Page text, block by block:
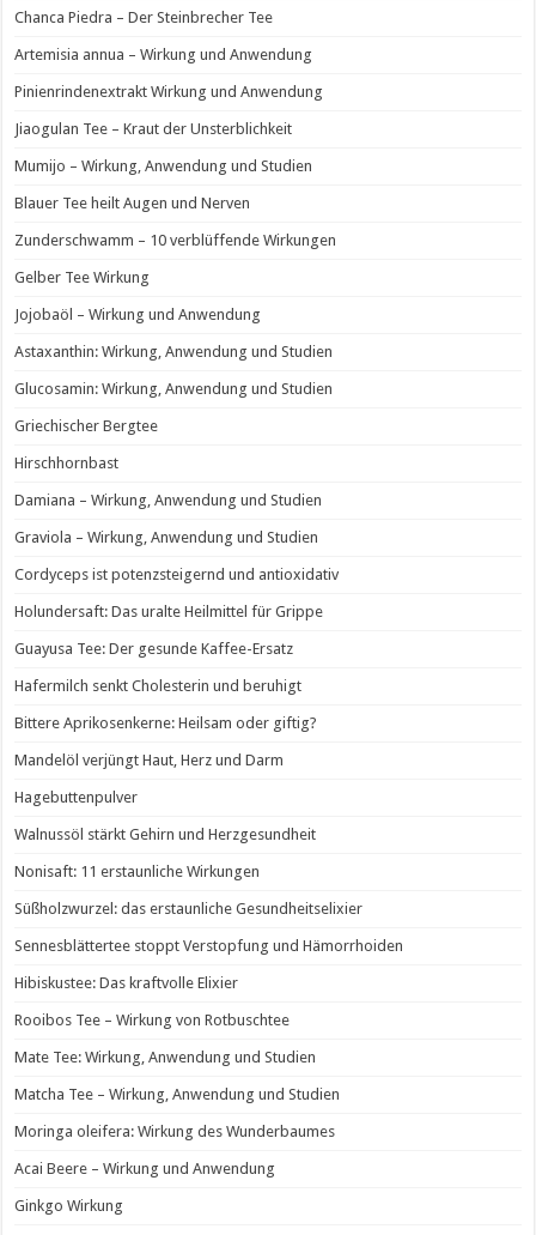
Chanca Piedra – Der Steinbrecher Tee
Artemisia annua – Wirkung und Anwendung
Pinienrindenextrakt Wirkung und Anwendung
Jiaogulan Tee – Kraut der Unsterblichkeit
Mumijo – Wirkung, Anwendung und Studien
Blauer Tee heilt Augen und Nerven
Zunderschwamm – 10 verblüffende Wirkungen
Gelber Tee Wirkung
Jojobaöl – Wirkung und Anwendung
Astaxanthin: Wirkung, Anwendung und Studien
Glucosamin: Wirkung, Anwendung und Studien
Griechischer Bergtee
Hirschhornbast
Damiana – Wirkung, Anwendung und Studien
Graviola – Wirkung, Anwendung und Studien
Cordyceps ist potenzsteigernd und antioxidativ
Holundersaft: Das uralte Heilmittel für Grippe
Guayusa Tee: Der gesunde Kaffee-Ersatz
Hafermilch senkt Cholesterin und beruhigt
Bittere Aprikosenkerne: Heilsam oder giftig?
Mandelöl verjüngt Haut, Herz und Darm
Hagebuttenpulver
Walnussöl stärkt Gehirn und Herzgesundheit
Nonisaft: 11 erstaunliche Wirkungen
Süßholzwurzel: das erstaunliche Gesundheitselixier
Sennesblättertee stoppt Verstopfung und Hämorrhoiden
Hibiskustee: Das kraftvolle Elixier
Rooibos Tee – Wirkung von Rotbuschtee
Mate Tee: Wirkung, Anwendung und Studien
Matcha Tee – Wirkung, Anwendung und Studien
Moringa oleifera: Wirkung des Wunderbaumes
Acai Beere – Wirkung und Anwendung
Ginkgo Wirkung